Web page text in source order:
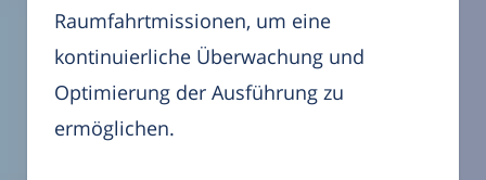
Raumfahrtmissionen, um eine
kontinuierliche Überwachung und
Optimierung der Ausführung zu
ermöglichen.